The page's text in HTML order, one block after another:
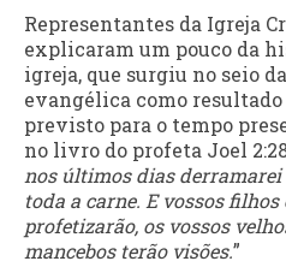
Representantes da Igreja
explicaram um pouco da
igreja, que surgiu no seio
evangélica como
previsto para o tempo
no livro do profeta Joel
nos últimos dias
toda a carne. E vossos
profetizarão, os vossos
mancebos terão visões.”